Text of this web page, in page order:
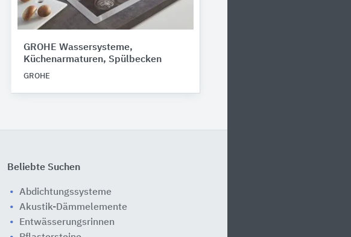
GROHE Wassersysteme,
Küchenarmaturen, Spülbecken
GROHE
Beliebte Suchen
Abdichtungssysteme
Akustik-Dämmelemente
Entwässerungsrinnen